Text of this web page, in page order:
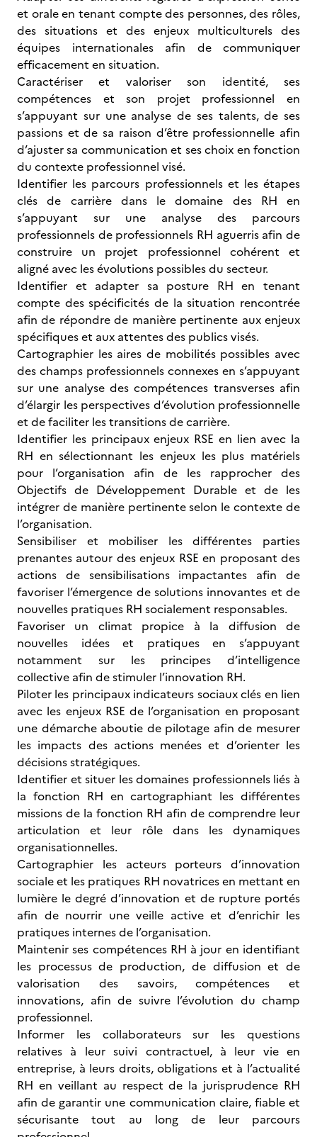
et orale en tenant compte des personnes, des rôles,
des situations et des enjeux multiculturels des
équipes internationales afin de communiquer
efficacement en situation.
Caractériser et valoriser son identité, ses
compétences et son projet professionnel en
s’appuyant sur une analyse de ses talents, de ses
passions et de sa raison d’être professionnelle afin
d’ajuster sa communication et ses choix en fonction
du contexte professionnel visé.
Identifier les parcours professionnels et les étapes
clés de carrière dans le domaine des RH en
s’appuyant sur une analyse des parcours
professionnels de professionnels RH aguerris afin de
construire un projet professionnel cohérent et
aligné avec les évolutions possibles du secteur.
Identifier et adapter sa posture RH en tenant
compte des spécificités de la situation rencontrée
afin de répondre de manière pertinente aux enjeux
spécifiques et aux attentes des publics visés.
Cartographier les aires de mobilités possibles avec
des champs professionnels connexes en s’appuyant
sur une analyse des compétences transverses afin
d’élargir les perspectives d’évolution professionnelle
et de faciliter les transitions de carrière.
Identifier les principaux enjeux RSE en lien avec la
RH en sélectionnant les enjeux les plus matériels
pour l’organisation afin de les rapprocher des
Objectifs de Développement Durable et de les
intégrer de manière pertinente selon le contexte de
l’organisation.
Sensibiliser et mobiliser les différentes parties
prenantes autour des enjeux RSE en proposant des
actions de sensibilisations impactantes afin de
favoriser l’émergence de solutions innovantes et de
nouvelles pratiques RH socialement responsables.
Favoriser un climat propice à la diffusion de
nouvelles idées et pratiques en s’appuyant
notamment sur les principes d’intelligence
collective afin de stimuler l’innovation RH.
Piloter les principaux indicateurs sociaux clés en lien
avec les enjeux RSE de l’organisation en proposant
une démarche aboutie de pilotage afin de mesurer
les impacts des actions menées et d’orienter les
décisions stratégiques.
Identifier et situer les domaines professionnels liés à
la fonction RH en cartographiant les différentes
missions de la fonction RH afin de comprendre leur
articulation et leur rôle dans les dynamiques
organisationnelles.
Cartographier les acteurs porteurs d’innovation
sociale et les pratiques RH novatrices en mettant en
lumière le degré d’innovation et de rupture portés
afin de nourrir une veille active et d’enrichir les
pratiques internes de l’organisation.
Maintenir ses compétences RH à jour en identifiant
les processus de production, de diffusion et de
valorisation des savoirs, compétences et
innovations, afin de suivre l’évolution du champ
professionnel.
Informer les collaborateurs sur les questions
relatives à leur suivi contractuel, à leur vie en
entreprise, à leurs droits, obligations et à l’actualité
RH en veillant au respect de la jurisprudence RH
afin de garantir une communication claire, fiable et
sécurisante tout au long de leur parcours